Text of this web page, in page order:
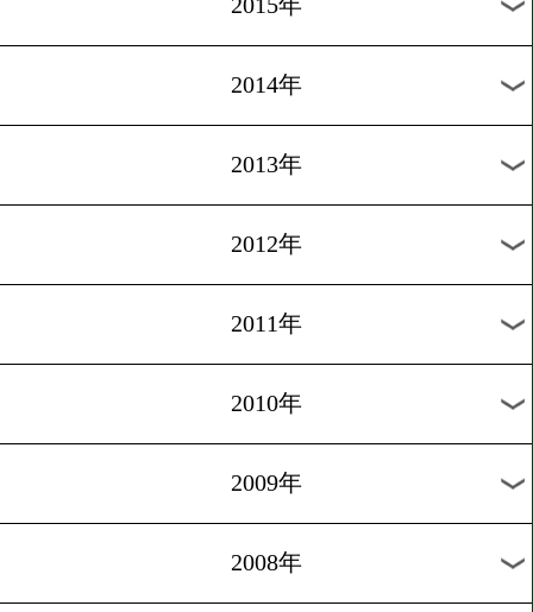
2017年
2016年
2014年
2013年